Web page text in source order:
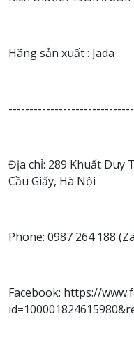
Hãng sản xuất : Jada
Địa chỉ: 289 Khuất Duy
Cầu Giấy, Hà Nội
Phone: 0987 264 188
Facebook: https://